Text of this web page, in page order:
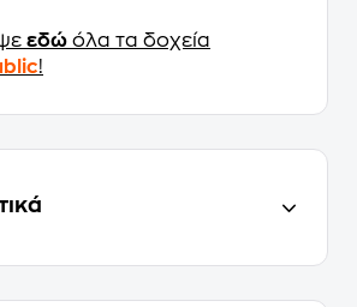
εδώ όλα τα δοχεία
!